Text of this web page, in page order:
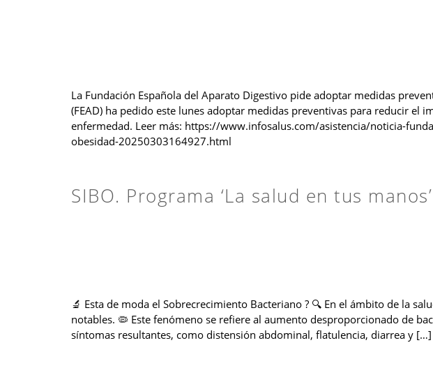
La Fundación Española del Aparato Digestivo pide adoptar medidas
(FEAD) ha pedido este lunes adoptar medidas preventivas para reducir el
enfermedad. Leer más: https://www.infosalus.com/asistencia/noticia-
obesidad-20250303164927.html
SIBO. Programa ‘La salud en tus
🔬 Esta de moda el Sobrecrecimiento Bacteriano ? 🔍 En el ámbito de la
notables. 🦠 Este fenómeno se refiere al aumento desproporcionado de
síntomas resultantes, como distensión abdominal, flatulencia, diarrea y […]